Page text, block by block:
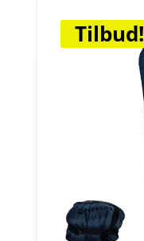
Tilbud!